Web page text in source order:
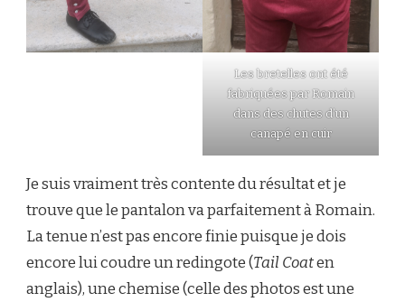
Les bretelles ont été
fabriquées par Romain
dans des chutes d’un
canapé en cuir
Je suis vraiment très contente du résultat et je
trouve que le pantalon va parfaitement à Romain.
La tenue n’est pas encore finie puisque je dois
encore lui coudre un redingote (Tail Coaten
anglais), une chemise (celle des photos est une